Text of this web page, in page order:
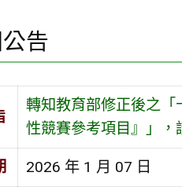
告
轉知教育部修正後之
性競賽參考項目』」，
2026 年 1 月 07 日